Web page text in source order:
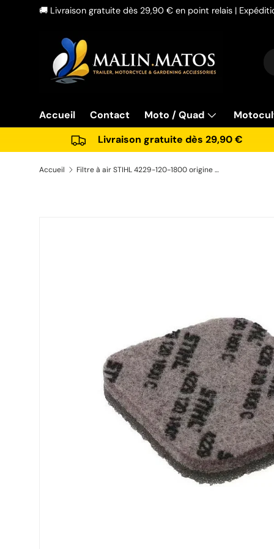
🚚 Livraison gratuite dès 29,90 € en point relais |
Accueil Contact Moto / Quad
Livraison gratuite dès 29,90 €
Accueil Filtre à air STIHL 4229-120-1800 origine pour souffleur